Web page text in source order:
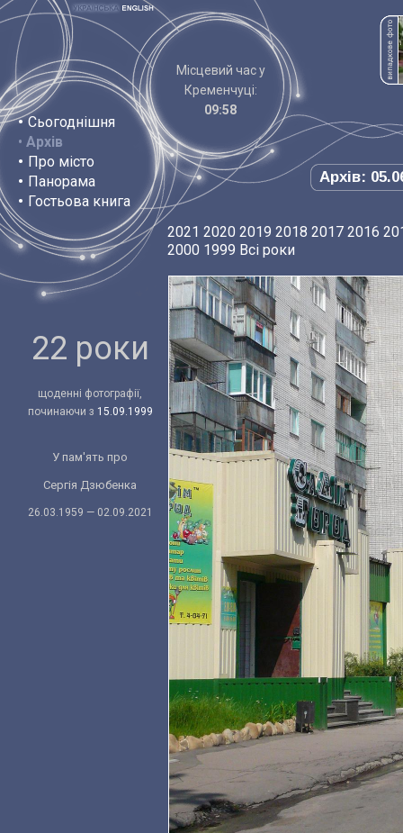
• Сьогоднішня
• Архів
• Про місто
• Панорама
• Гостьова книга
Місцевий час у
Кременчуці:
09:58
Архів:
22 роки
щоденні фотографії,
починаючи з 15.09.1999
У пам'ять про
Сергія Дзюбенка
26.03.1959 — 02.09.2021
2021 2020 2019 2018 2017 2016
2000 1999 Всі роки